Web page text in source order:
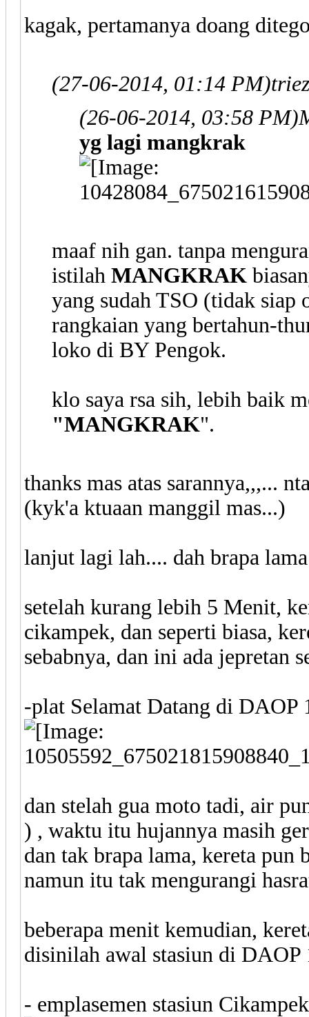
kagak, pertamanya doang
(27-06-2014, 01:14 PM)
(26-06-2014, 03:58 PM)
yg lagi mangkrak
maaf nih gan. tanpa
istilah MANGKRAK
yang sudah TSO (tidak siap
rangkaian yang bertahun-
loko di BY Pengok.
klo saya rsa sih, lebih baik
"MANGKRAK".
thanks mas atas sarannya,,,...
(kyk'a ktuaan manggil mas...)
lanjut lagi lah.... dah brapa
setelah kurang lebih 5 Menit,
cikampek, dan seperti biasa,
sebabnya, dan ini ada jepretan
-plat Selamat Datang di DAOP
dan stelah gua moto tadi, air
) , waktu itu hujannya masih
dan tak brapa lama, kereta pun
namun itu tak mengurangi
beberapa menit kemudian,
disinilah awal stasiun di
- emplasemen stasiun